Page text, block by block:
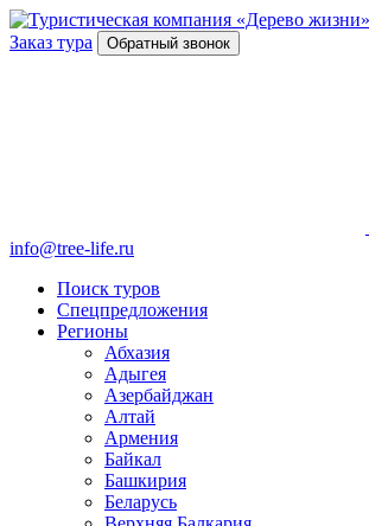
Заказ тура
Обратный звонок
info@tree-life.ru
Поиск туров
Спецпредложения
Регионы
Абхазия
Адыгея
Азербайджан
Алтай
Армения
Байкал
Башкирия
Беларусь